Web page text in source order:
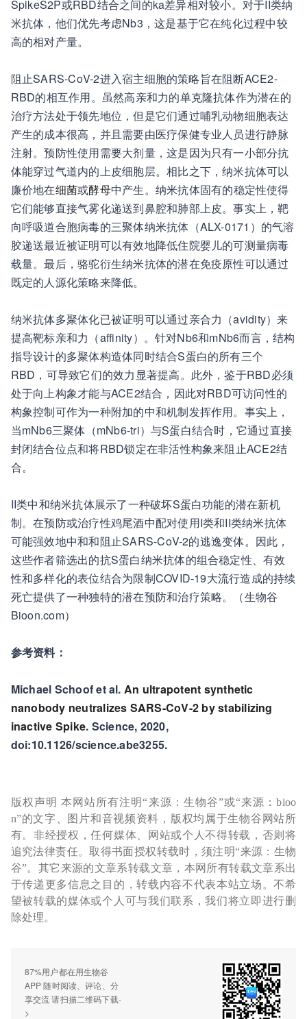
SpikeS2P或RBD结合之间的ka差异相对较小。对于II类纳
米抗体，他们优先考虑Nb3，这是基于它在纯化过程中较
高的相对产量。
阻止SARS-CoV-2进入宿主细胞的策略旨在阻断ACE2-
RBD的相互作用。虽然高亲和力的单克隆抗体作为潜在的
治疗方法处于领先地位，但是它们通过哺乳动物细胞表达
产生的成本很高，并且需要由医疗保健专业人员进行静脉
注射。预防性使用需要大剂量，这是因为只有一小部分抗
体能穿过气道内的上皮细胞层。相比之下，纳米抗体可以
廉价地在细菌或酵母中产生。纳米抗体固有的稳定性使得
它们能够直接气雾化递送到鼻腔和肺部上皮。事实上，靶
向呼吸道合胞病毒的三聚体纳米抗体（ALX-0171）的气溶
胶递送最近被证明可以有效地降低住院婴儿的可测量病毒
载量。最后，骆驼衍生纳米抗体的潜在免疫原性可以通过
既定的人源化策略来降低。
纳米抗体多聚体化已被证明可以通过亲合力（avidity）来
提高靶标亲和力（affinity）。针对Nb6和mNb6而言，结构
指导设计的多聚体构造体同时结合S蛋白的所有三个
RBD，可导致它们的效力显著提高。此外，鉴于RBD必须
处于向上构象才能与ACE2结合，因此对RBD可访问性的
构象控制可作为一种附加的中和机制发挥作用。事实上，
当mNb6三聚体（mNb6-tri）与S蛋白结合时，它通过直接
封闭结合位点和将RBD锁定在非活性构象来阻止ACE2结
合。
II类中和纳米抗体展示了一种破坏S蛋白功能的潜在新机
制。在预防或治疗性鸡尾酒中配对使用I类和II类纳米抗体
可能强效地中和和阻止SARS-CoV-2的逃逸变体。因此，
这些作者筛选出的抗S蛋白纳米抗体的组合稳定性、有效
性和多样化的表位结合为限制COVID-19大流行造成的持续
死亡提供了一种独特的潜在预防和治疗策略。（生物谷
Bioon.com）
参考资料：
Michael Schoof et al. An ultrapotent synthetic
nanobody neutralizes SARS-CoV-2 by stabilizing
inactive Spike. Science, 2020,
doi:10.1126/science.abe3255.
版权声明 本网站所有注明“来源：生物谷”或“来源：bioo
n”的文字、图片和音视频资料，版权均属于生物谷网站所
有。非经授权，任何媒体、网站或个人不得转载，否则将
追究法律责任。取得书面授权转载时，须注明“来源：生物
谷”。其它来源的文章系转载文章，本网所有转载文章系出
于传递更多信息之目的，转载内容不代表本站立场。不希
望被转载的媒体或个人可与我们联系，我们将立即进行删
除处理。
87%用户都在用生物谷
APP 随时阅读、评论、分
享交流 请扫描二维码下载-
>